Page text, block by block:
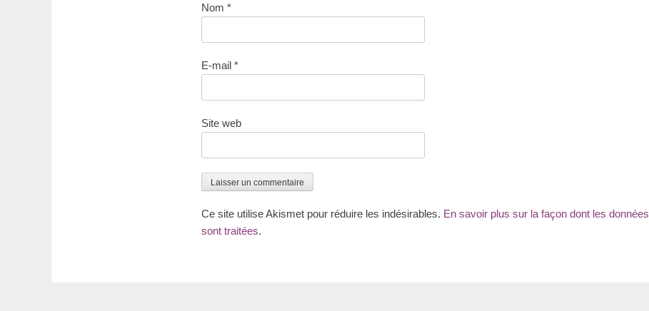
Nom *
E-mail *
Site web
Ce site utilise Akismet pour réduire les indésirables. En savoir plus sur la façon dont les
sont traitées.